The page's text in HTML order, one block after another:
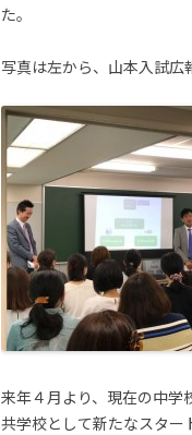
た。
写真は左から、山本入試広
来年４月より、現在の中学
共学校として新たなスター